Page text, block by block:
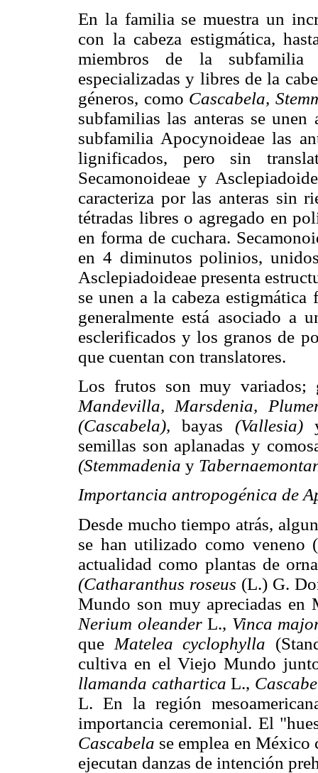
En la familia se muestra un
con la cabeza estigmática,
miembros de la subfamilia
especializadas y libres de la
géneros, como Cascabela,
subfamilias las anteras se
subfamilia Apocynoideae las
lignificados, pero sin
Secamonoideae y
caracteriza por las anteras sin
tétradas libres o agregado en
en forma de cuchara.
en 4 diminutos polinios,
Asclepiadoideae presenta
se unen a la cabeza
generalmente está asociado a
esclerificados y los granos de
que cuentan con translatores.
Los frutos son muy variados;
Mandevilla, Marsdenia,
(Cascabela),bayas (Vallesia)
semillas son aplanadas y
(Stemmadenia y
Importancia antropogénica de
Desde mucho tiempo atrás,
se han utilizado como veneno
actualidad como plantas de
(Catharanthus roseus (L.) G.
Mundo son muy apreciadas en
Nerium oleanderL., Vinca
que Matelea cyclophylla
cultiva en el Viejo Mundo
llamanda catharticaL.,
L. En la región
importancia ceremonial. El
Cascabela se emplea en
ejecutan danzas de intención